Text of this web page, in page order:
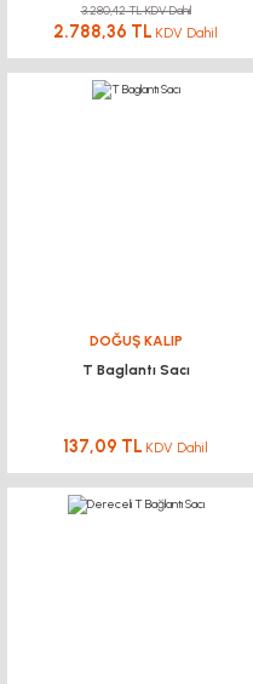
3.280,42 TL KDV Dahil
2.788,36 TL KDV Dahil
DOĞUŞ KALIP
T Baglantı Sacı
137,09 TL KDV Dahil